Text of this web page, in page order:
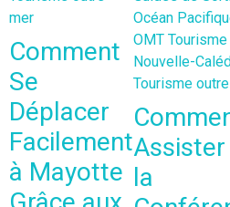
mer
Comment
Se
Déplacer
Facilement
à Mayotte
Océan
OMT Tourisme
Nouvelle-
Tourisme
Assister
la